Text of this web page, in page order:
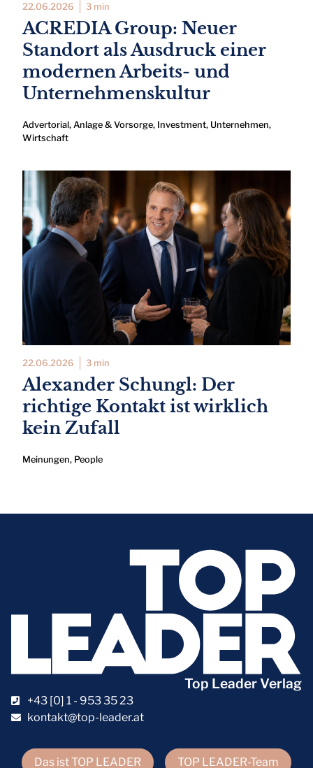
22.06.2026 3 min
ACREDIA Group: Neuer
Standort als Ausdruck einer
modernen Arbeits- und
Unternehmenskultur
Advertorial, Anlage & Vorsorge, Investment, Unternehmen,
Wirtschaft
22.06.2026 3 min
Alexander Schungl: Der
richtige Kontakt ist wirklich
kein Zufall
Meinungen, People
Das ist TOP LEADER TOP LEADER-Team
Top Leader Verlag
+43 [0] 1 - 953 35 23
kontakt@top-leader.at